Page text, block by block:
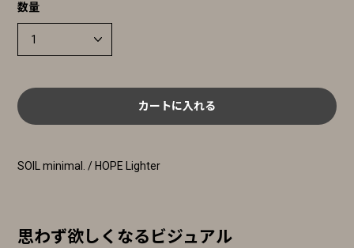
数量
カートに入れる
SOIL minimal. / HOPE Lighter
思わず欲しくなるビジュアル